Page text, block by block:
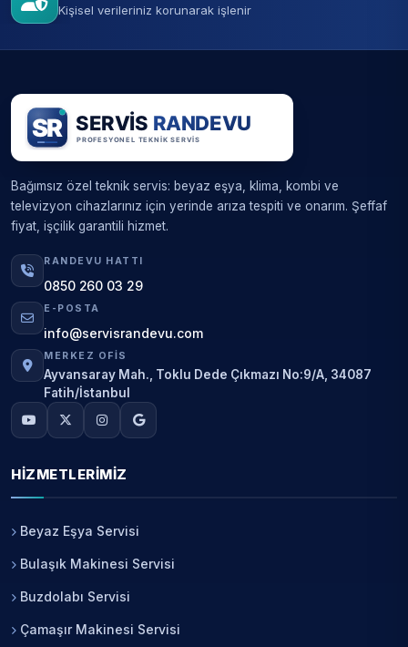
Kişisel verileriniz korunarak işlenir
Bağımsız özel teknik servis: beyaz eşya, klima, kombi ve
televizyon cihazlarınız için yerinde arıza tespiti ve onarım. Şeffaf
fiyat, işçilik garantili hizmet.
RANDEVU HATTI
0850 260 03 29
E-POSTA
info@servisrandevu.com
MERKEZ OFIS
Ayvansaray Mah., Toklu Dede Çıkmazı No:9/A, 34087
Fatih/İstanbul
HIZMETLERIMIZ
Beyaz Eşya Servisi
Bulaşık Makinesi Servisi
Buzdolabı Servisi
Çamaşır Makinesi Servisi